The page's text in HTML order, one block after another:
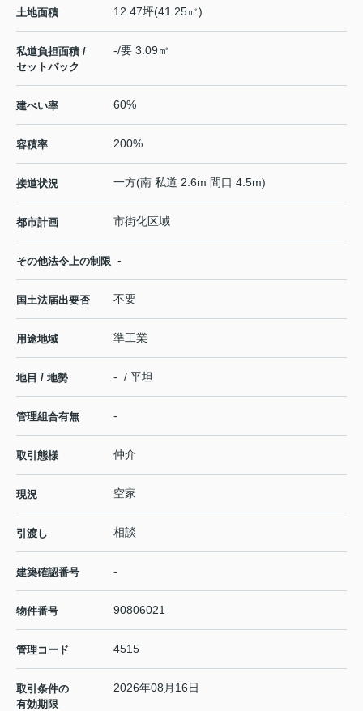
土地面積 12.47坪(41.25㎡)
私道負担面積 /
セットバック
-/要 3.09㎡
建ぺい率 60%
容積率 200%
接道状況 一方(南 私道 2.6m 間口 4.5m)
都市計画 市街化区域
その他法令上の制限 -
国土法届出要否 不要
用途地域 準工業
地目 / 地勢 - / 平坦
管理組合有無 -
取引態様 仲介
現況 空家
引渡し 相談
建築確認番号 -
物件番号 90806021
管理コード 4515
取引条件の
有効期限
2026年08月16日